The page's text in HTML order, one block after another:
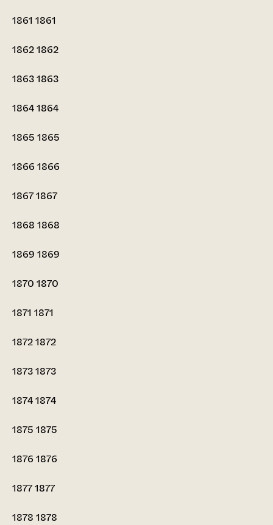
1861 1861
18621862
18631863
18641864
1865 1865
1866 1866
18671867
1868 1868
1869 1869
1870 1870
1871 1871
18721872
18731873
18741874
1875 1875
1876 1876
18771877
1878 1878